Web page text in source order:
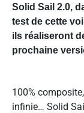
Solid Sail 2.0,
test de cette
ils réaliseront
prochaine
100%
infinie… Solid